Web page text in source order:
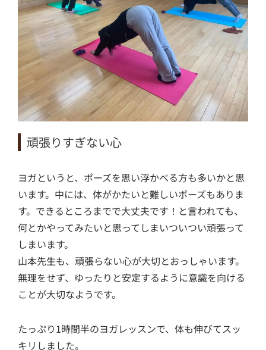
頑張りすぎない心
ヨガというと、ポーズを思い浮かべる方も多いかと思
います。中には、体がかたいと難しいポーズもありま
す。できるところまでで大丈夫です！と言われても、
何とかやってみたいと思ってしまいついつい頑張って
しまいます。
山本先生も、頑張らない心が大切とおっしゃいます。
無理をせず、ゆったりと安定するように意識を向ける
ことが大切なようです。
たっぷり1時間半のヨガレッスンで、体も伸びてスッ
キリしました。